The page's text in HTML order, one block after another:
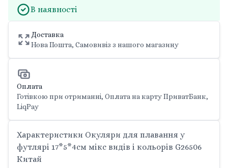
В наявності
Доставка
Нова Пошта, Самовивіз з нашого магазину
Оплата
Готівкою при отриманні, Оплата на карту ПриватБанк,
LiqPay
Характеристики Окуляри для плавання у
футлярі 17*5*4см мікс видів і кольорів G26506
Китай